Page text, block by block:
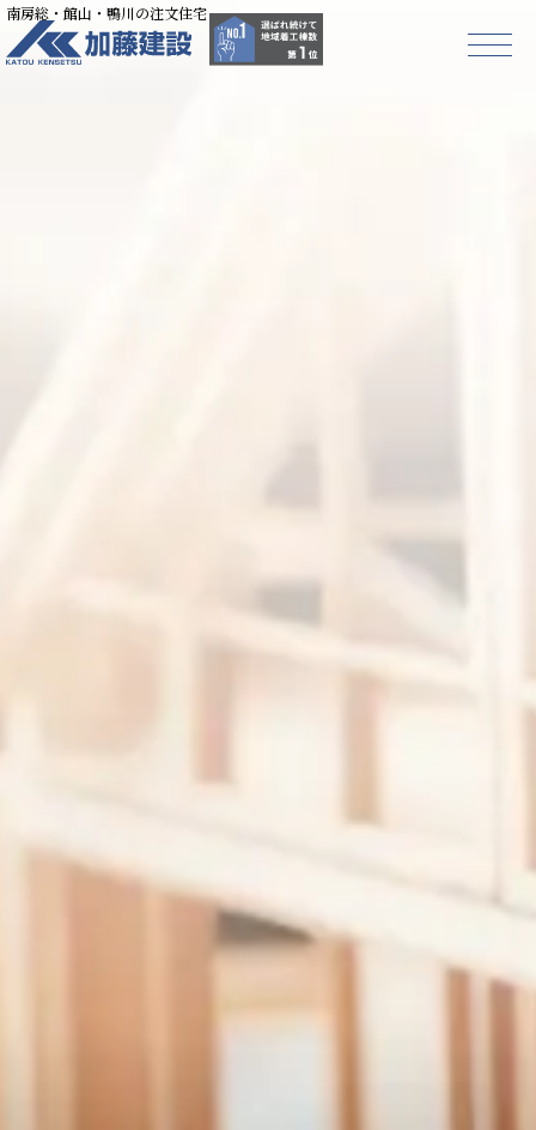
南房総・館山・鴨川の注文住宅